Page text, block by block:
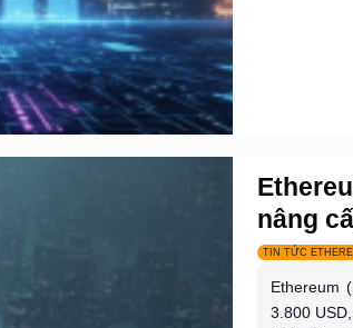
nâng
TIN TỨC
Ethereum
3.800